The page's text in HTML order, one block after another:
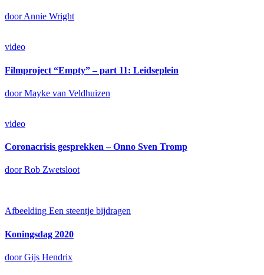
door Annie Wright
video
Filmproject “Empty” – part 11: Leidseplein
door Mayke van Veldhuizen
video
Coronacrisis gesprekken – Onno Sven Tromp
door Rob Zwetsloot
Afbeelding Een steentje bijdragen
Koningsdag 2020
door Gijs Hendrix